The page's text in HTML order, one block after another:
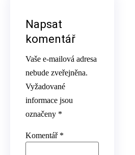
Napsat
komentář
Vaše e-mailová adresa
nebude zveřejněna.
Vyžadované
informace jsou
označeny *
Komentář *